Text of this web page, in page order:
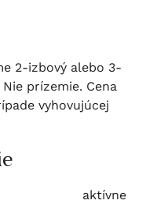
2-izbový alebo 3-
prízemie. Cena
vyhovujúcej
aktívne